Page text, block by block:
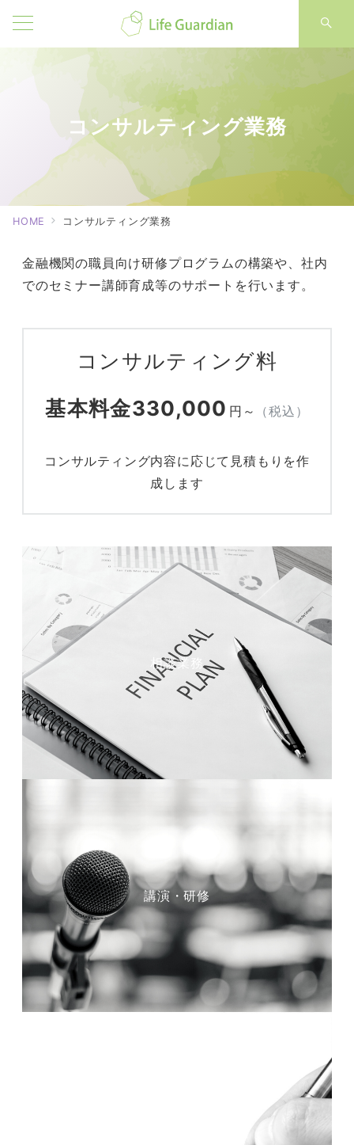
コンサルティング業務
HOME コンサルティング業務
金融機関の職員向け研修プログラムの構築や、社内
でのセミナー講師育成等のサポートを行います。
コンサルティング料
基本料金330,000 円～ （税込）
コンサルティング内容に応じて見積もりを作
成します
相談業務
講演・研修